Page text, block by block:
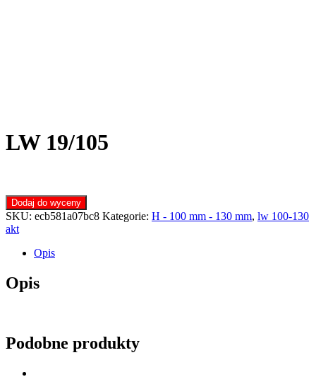
LW 19/105
Dodaj do wyceny
SKU: ecb581a07bc8 Kategorie: H - 100 mm - 130 mm, lw 100-130
akt
Opis
Opis
Podobne produkty